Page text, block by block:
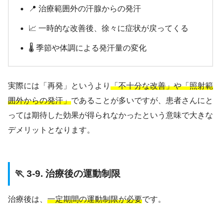
📍 治療範囲外の汗腺からの発汗
📈 一時的な改善後、徐々に症状が戻ってくる
🌡️ 季節や体調による発汗量の変化
実際には「再発」というより 「不十分な改善」や「照射範
囲外からの発汗」であることが多いですが、患者さんにと
っては期待した効果が得られなかったという意味で大きな
デメリットとなります。
🏃 3-9. 治療後の運動制限
治療後は、 一定期間の運動制限が必要です。